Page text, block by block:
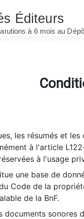
les résumés et
à l'article
à l'usage
une base de
Code de la
de la BnF.
documents sonores